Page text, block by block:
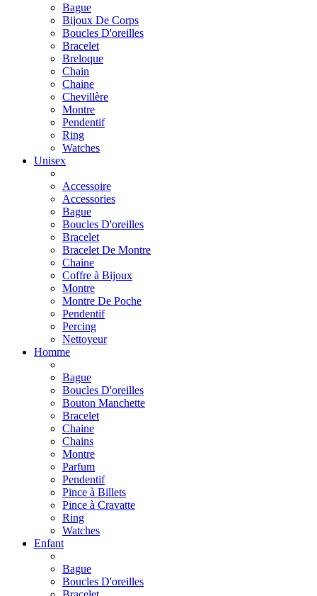
Bague
Bijoux De Corps
Boucles D'oreilles
Bracelet
Breloque
Chain
Chaine
Chevillère
Montre
Pendentif
Ring
Watches
Unisex
Accessoire
Accessories
Bague
Boucles D'oreilles
Bracelet
Bracelet De Montre
Chaine
Coffre à Bijoux
Montre
Montre De Poche
Pendentif
Percing
Nettoyeur
Homme
Bague
Boucles D'oreilles
Bouton Manchette
Bracelet
Chaine
Chains
Montre
Parfum
Pendentif
Pince à Billets
Pince à Cravatte
Ring
Watches
Enfant
Bague
Boucles D'oreilles